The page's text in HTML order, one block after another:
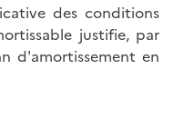
des conditions
justifie, par
d'amortissement en